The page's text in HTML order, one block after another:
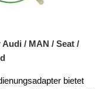
/ MAN / Seat /
bietet